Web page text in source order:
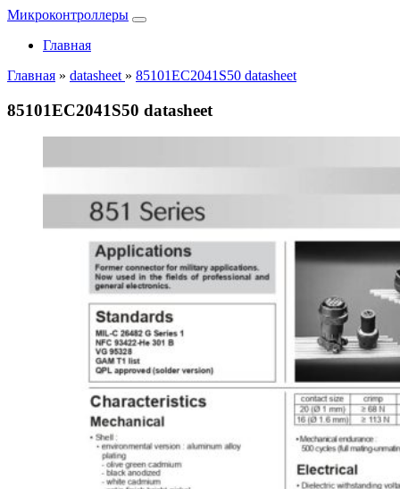
Микроконтроллеры
Главная
Главная » datasheet » 85101EC2041S50 datasheet
85101EC2041S50 datasheet